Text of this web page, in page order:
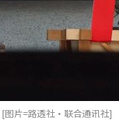
图片=路透社·联合通讯社]